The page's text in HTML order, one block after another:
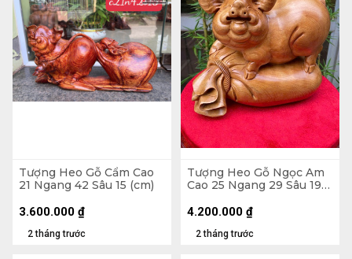
Tượng Heo Gỗ Cẩm Cao
21 Ngang 42 Sâu 15 (cm)
2 tháng trước
3.600.000 ₫
Tượng Heo Gỗ Ngọc Am
Cao 25 Ngang 29 Sâu 19
2 tháng trước
4.200.000 ₫